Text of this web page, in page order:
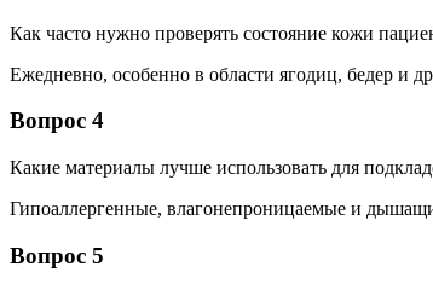
Как часто нужно проверять состояние кожи
Ежедневно, особенно в области ягодиц, бедер и
Вопрос 4
Какие материалы лучше использовать для
Гипоаллергенные, влагонепроницаемые и
Вопрос 5